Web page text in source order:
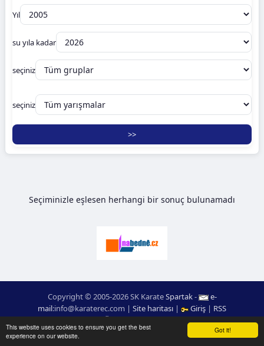
Got it!
This website uses cookies to ensure you get the best
experience on our website.
Yıl
su yıla kadar
seçiniz
seçiniz
Seçiminizle eşlesen herhangi bir sonuç bulunamadı
Copyright © 2005-2026 SK KarateSpartak-
e-
mail:moc.ceretarak@ofni | Site haritası | Giriş | RSS
webdesign:Ing. Pavel Švojgr,sonuçlar karate: Mgr. Jiří Kotala